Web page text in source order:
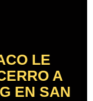
LE
A
EN SAN